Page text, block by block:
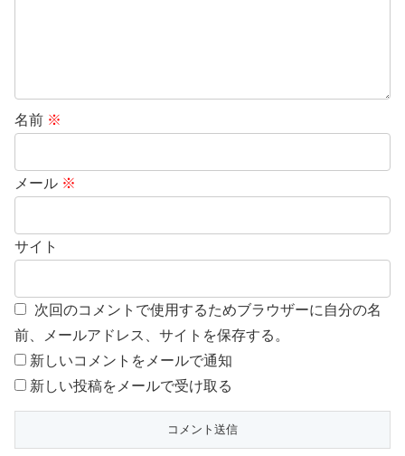
名前 ※
メール ※
サイト
次回のコメントで使用するためブラウザーに自分の名
前、メールアドレス、サイトを保存する。
新しいコメントをメールで通知
新しい投稿をメールで受け取る